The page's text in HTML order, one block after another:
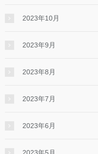
2023年10月
2023年9月
2023年8月
2023年7月
2023年6月